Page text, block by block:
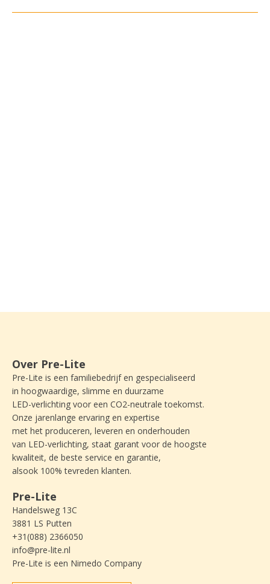
Over Pre-Lite
Pre-Lite is een familiebedrijf en gespecialiseerd
in hoogwaardige, slimme en duurzame
LED-verlichting voor een CO2-neutrale toekomst.
Onze jarenlange ervaring en expertise
met het produceren, leveren en onderhouden
van LED-verlichting, staat garant voor de hoogste
kwaliteit, de beste service en garantie,
alsook 100% tevreden klanten.
Pre-Lite
Handelsweg 13C
3881 LS Putten
+31(088) 2366050
info@pre-lite.nl
Pre-Lite is een Nimedo Company